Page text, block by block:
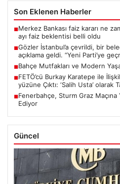
Son Eklenen Haberler
■Merkez Bankası faiz kararı ne
ayı faiz beklentisi belli oldu
■Gözler İstanbul’a çevrildi, bir
açıklama geldi. “Yeni Parti’ye
■Bahçe Mutfakları ve Modern
■FETÖ’cü Burkay Karatepe ile
yüzüne Çıktı: ‘Salih Usta’ olarak
■Fenerbahçe, Sturm Graz Maçına
Ediyor
Güncel